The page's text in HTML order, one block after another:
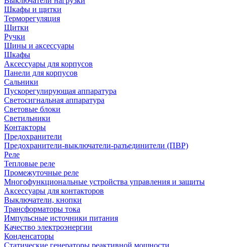
Шкафы и щитки
Терморегуляция
Щитки
Ручки
Шины и аксессуары
Шкафы
Аксессуары для корпусов
Панели для корпусов
Сальники
Пускорегулирующая аппаратура
Светосигнальная аппаратура
Световые блоки
Светильники
Контакторы
Предохранители
Предохранители-выключатели-разъединители (ПВР)
Реле
Тепловые реле
Промежуточные реле
Многофункциональные устройства управления и защиты
Аксессуары для контакторов
Выключатели, кнопки
Трансформаторы тока
Импульсные источники питания
Качество электроэнергии
Конденсаторы
Статические генераторы реактивной мощности